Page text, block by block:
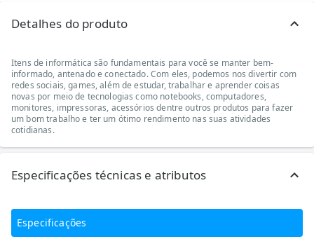
Detalhes do produto
Itens de informática são fundamentais para você se manter bem-
informado, antenado e conectado. Com eles, podemos nos divertir com
redes sociais, games, além de estudar, trabalhar e aprender coisas
novas por meio de tecnologias como notebooks, computadores,
monitores, impressoras, acessórios dentre outros produtos para fazer
um bom trabalho e ter um ótimo rendimento nas suas atividades
cotidianas.
Especificações técnicas e atributos
Especificações